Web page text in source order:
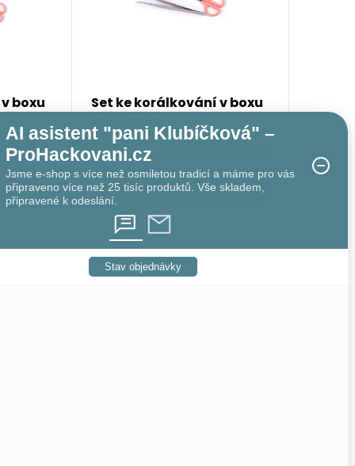
boxu
3 balení
Set ke korálkování v boxu
s nářadím
188 Kč
ZOBRAZIT
AI asistent "pani Klubíčková" –
ProHackovani.cz
Jsme e-shop s více než osmiletou tradicí a máme pro vás
připraveno více než 25 tisíc produktů. Vše skladem,
připravené k odeslání.
Stav objednávky